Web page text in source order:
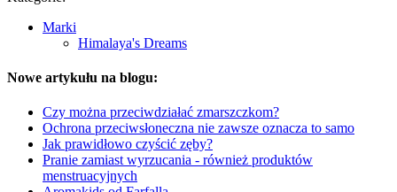
Marki
Himalaya's Dreams
Nowe artykułu na blogu:
Czy można przeciwdziałać zmarszczkom?
Ochrona przeciwsłoneczna nie zawsze oznacza to samo
Jak prawidłowo czyścić zęby?
Pranie zamiast wyrzucania - również produktów
menstruacyjnych